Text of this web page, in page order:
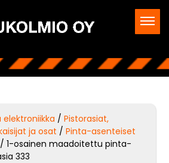
elektroniikka /Pistorasiat,
ja osat /Pinta-asenteiset
/ 1-osainen maadoitettu pinta-
333